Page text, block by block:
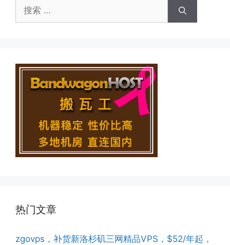
索：
热门文章
zgovps，补货新洛杉矶三网精品VPS，$52/年起，